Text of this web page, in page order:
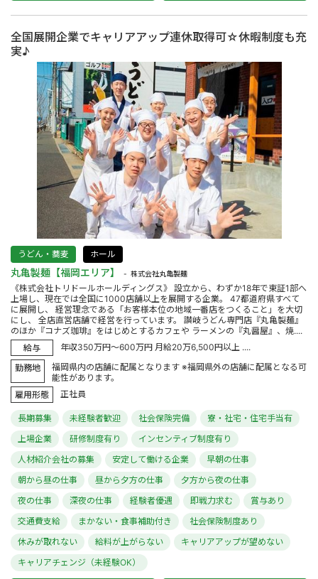
全国展開企業でキャリアアップ連休取得可☆休暇制度も充
実♪
うどん・蕎麦 ホール
丸亀製麺【福岡エリア】 株式会社丸亀製麺
《株式会社トリドールホールディングス》 設立から、わずか18年で東証1部へ
上場し、現在では全国に1000店舗以上を展開する企業。 47都道府県すべて
に展開し、 経営理念である「お客様本位の地域一番店をつくること」を大切
にし、 全店直営店舗で経営を行っています。 讃岐うどん専門店『丸亀製麺』
のほか『コナズ珈琲』をはじめとするカフェや ラーメンの『丸醤屋』、焼....
給与
年収350万円～600万円 月給20万6,500円以上 ....
勤務地
福岡県内の店舗に配属となります ※福岡県外の店舗に配属となる可
能性があります。
雇用形態
正社員
長期募集 未経験者歓迎 社会保険完備
寮・社宅・住宅手当有
上場企業
研修制度有り
インセンティブ制度有り
人材紹介会社の募集
安定して働ける企業
早朝の仕事
朝から昼の仕事
昼から夕方の仕事
夕方から夜の仕事
夜の仕事
深夜の仕事 経験者優遇 即戦力求む
賞与あり
交通費支給
まかない・食事補助付き
社会保険制度あり
休みが取れない
給料が上がらない
キャリアアップが望めない
キャリアチェンジ（未経験OK）